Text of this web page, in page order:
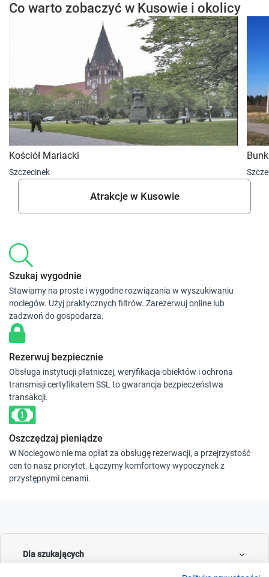
Co warto zobaczyć w Kusowie i okolicy
Kościół Mariacki
Szczecinek
Atrakcje w Kusowie
Szukaj wygodnie
Stawiamy na proste i wygodne rozwiązania w wyszukiwaniu
noclegów. Użyj praktycznych filtrów. Zarezerwuj online lub
zadzwoń do gospodarza.
Rezerwuj bezpiecznie
Obsługa instytucji płatniczej, weryfikacja obiektów i ochrona
transmisji certyfikatem SSL to gwarancja bezpieczeństwa
transakcji.
Oszczędzaj pieniądze
W Noclegowo nie ma opłat za obsługę rezerwacji, a przejrzystość
cen to nasz priorytet. Łączymy komfortowy wypoczynek z
przystępnymi cenami.
Dla szukających